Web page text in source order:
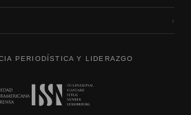
›
PERIODÍSTICA Y LIDERAZGO